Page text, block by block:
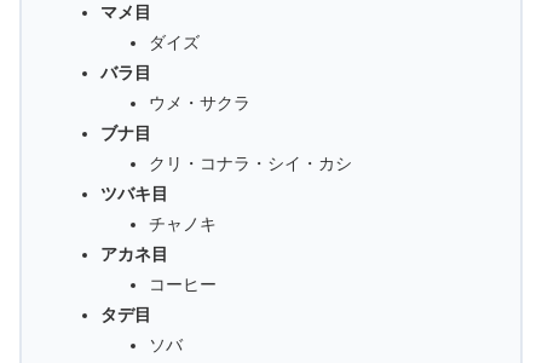
マメ目
ダイズ
バラ目
ウメ・サクラ
ブナ目
クリ・コナラ・シイ・カシ
ツバキ目
チャノキ
アカネ目
コーヒー
タデ目
ソバ